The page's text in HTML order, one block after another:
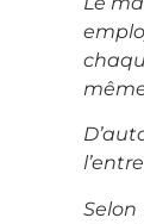
Selon